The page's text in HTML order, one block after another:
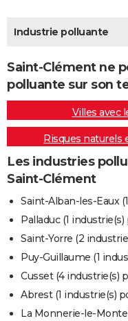
BONS PLANS
CARTE DE VOEUX
Carte de Noël
Carte Bonne année
Carte Saint-Valentin
Carte Pâques
Carte d'anniversaire
DICTIONNAIRE
Dictionnaire
Biographies
Citations
Expressions
Proverbes
PROGRAMME TV
COPAINS D'AVANT
AVIS DE DÉCÈS
FORUM
Bricolage
Lifestyle
Culture
Television
Voyage
Cinema
Industrie polluante
Saint-Clément ne
polluante sur son
Villes avec
Risques naturels
Les industries
Saint-Clément
Saint-Alban-les-Eaux
Palladuc (1
Saint-Yorre (2
Puy-Guillaume (1
Cusset (4 industrie(s)
Abrest (1 industrie(s)
La Monnerie-le-